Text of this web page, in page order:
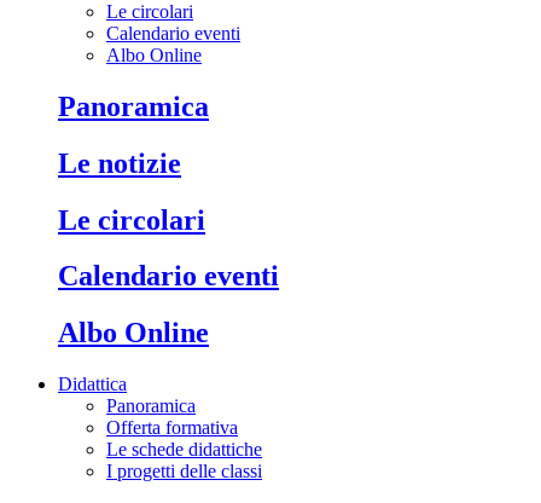
Le circolari
Calendario eventi
Albo Online
Panoramica
Le notizie
Le circolari
Calendario eventi
Albo Online
Didattica
Panoramica
Offerta formativa
Le schede didattiche
I progetti delle classi